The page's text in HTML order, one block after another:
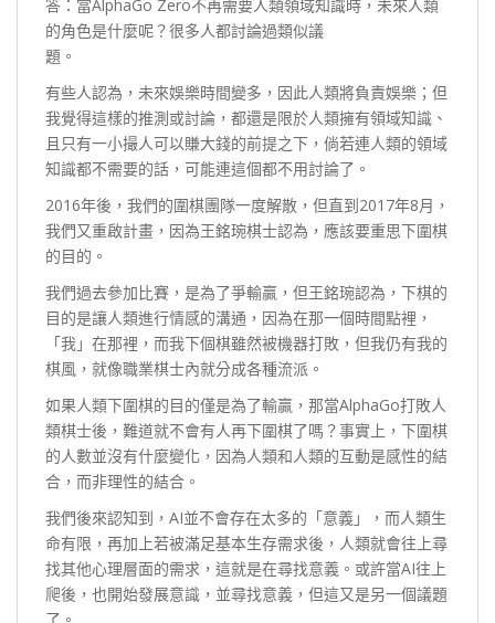
答：當AlphaGo Zero不再需要人類領域知識時，未來人類
的角色是什麼呢？很多人都討論過類似議
題。
有些人認為，未來娛樂時間變多，因此人類將負責娛樂；但
我覺得這樣的推測或討論，都還是限於人類擁有領域知識、
且只有一小撮人可以賺大錢的前提之下，倘若連人類的領域
知識都不需要的話，可能連這個都不用討論了。
2016年後，我們的圍棋團隊一度解散，但直到2017年8月，
我們又重啟計畫，因為王銘琬棋士認為，應該要重思下圍棋
的目的。
我們過去參加比賽，是為了爭輸贏，但王銘琬認為，下棋的
目的是讓人類進行情感的溝通，因為在那一個時間點裡，
「我」在那裡，而我下個棋雖然被機器打敗，但我仍有我的
棋風，就像職業棋士內就分成各種流派。
如果人類下圍棋的目的僅是為了輸贏，那當AlphaGo打敗人
類棋士後，難道就不會有人再下圍棋了嗎？事實上，下圍棋
的人數並沒有什麼變化，因為人類和人類的互動是感性的結
合，而非理性的結合。
我們後來認知到，AI並不會存在太多的「意義」，而人類生
命有限，再加上若被滿足基本生存需求後，人類就會往上尋
找其他心理層面的需求，這就是在尋找意義。或許當AI往上
爬後，也開始發展意識，並尋找意義，但這又是另一個議題